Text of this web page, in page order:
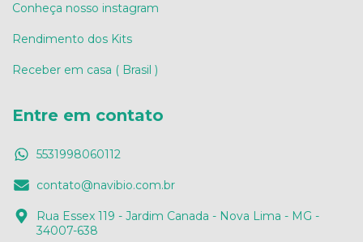
Conheça nosso instagram
Rendimento dos Kits
Receber em casa ( Brasil )
Entre em contato
5531998060112
contato@navibio.com.br
Rua Essex 119 - Jardim Canada - Nova Lima - MG -
34007-638